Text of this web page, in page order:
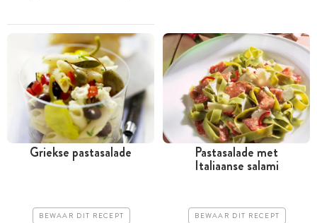
Griekse pastasalade
BEWAAR DIT RECEPT
Pastasalade met
Italiaanse salami
BEWAAR DIT RECEPT